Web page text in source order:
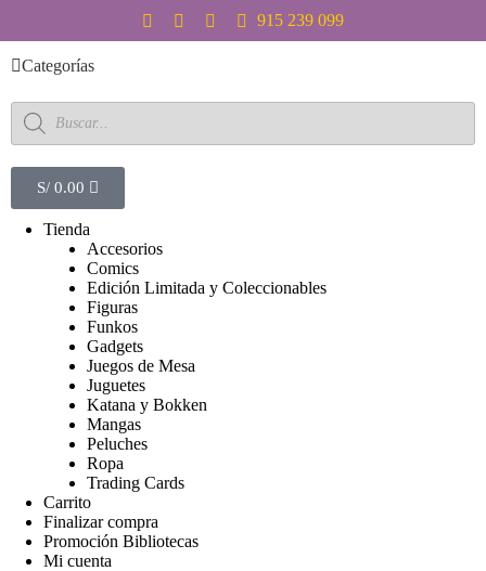
a
l
a
r
n
915 239 099
Categorías
S/ 0.00
Tienda
Accesorios
Comics
Edición Limitada y Coleccionables
Figuras
Funkos
Gadgets
Juegos de Mesa
Juguetes
Katana y Bokken
Mangas
Peluches
Ropa
Trading Cards
Carrito
Finalizar compra
Promoción Bibliotecas
Mi cuenta